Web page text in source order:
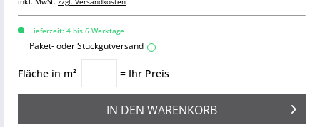
Lieferzeit: 4 bis 6 Werktage
Paket- oder Stückgutversand i
Fläche in m² = Ihr Preis
IN DEN WARENKORB